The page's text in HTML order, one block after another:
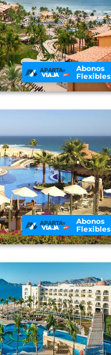
Abonos
Flexibles
Abonos
Flexibles